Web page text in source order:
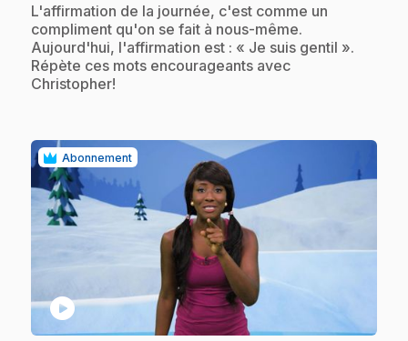
.L'affirmation de la journée, c'est comme un
compliment qu'on se fait à nous-même.
Aujourd'hui, l'affirmation est : « Je suis gentil ».
Répète ces mots encourageants avec
Christopher!
Abonnement
play_circle